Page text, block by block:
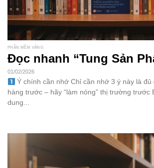
PHẦN MỀM VÀNG
Đọc nhanh “Tung Sản
01/02/2026
Ý chính cần nhớ Chỉ cần nhớ 3 ý này là đủ
hàng trước – hãy “làm nóng” thị trường trước
dung...